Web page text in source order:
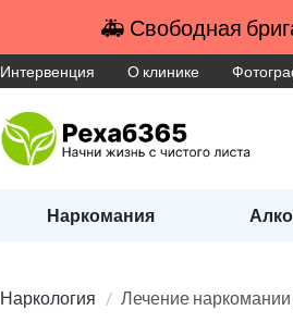
🚑 Свободная
Интервенция О клинике
Наркомания
Наркология Лечение наркомании